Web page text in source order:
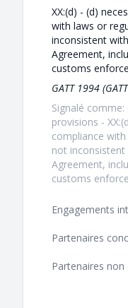
XX:(d) - (d)
with laws or
inconsistent
Agreement,
customs
GATT 1994
Signalé
provisions -
compliance
not
Agreement,
customs
Engagements
Partenaires
Partenaires non